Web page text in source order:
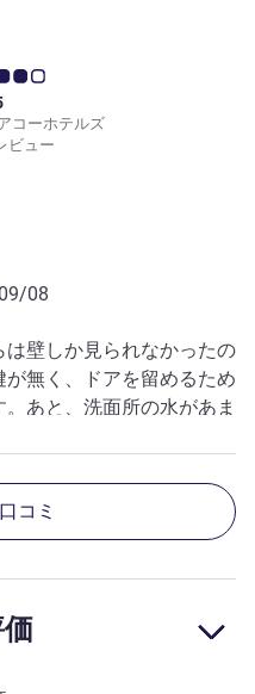
コーホテルズ
ビュー
08
壁しか見られなかったの
無く、ドアを留めるため
あと、洗面所の水があま
コミ